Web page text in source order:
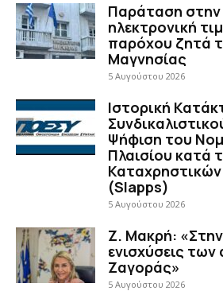
Παράταση
ηλεκτρονική
παρόχου ζητά
Μαγνησίας
5 Αυγούστου 2026
Ιστορική
Ψήφιση του
Πλαισίου κατά
(Slapps)
5 Αυγούστου 2026
Ζ. Μακρή:
ενισχύσεις
Ζαγοράς»
5 Αυγούστου 2026